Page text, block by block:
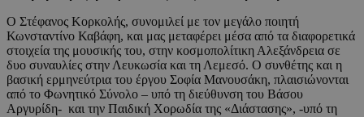
Ο Στέφανος Κορκολής, συνομιλεί με τον μεγάλο ποιητή
Κωνσταντίνο Καβάφη, και μας μεταφέρει μέσα από τα διαφορετικά
στοιχεία της μουσικής του, στην κοσμοπολίτικη Αλεξάνδρεια σε
δυο συναυλίες στην Λευκωσία και τη Λεμεσό. Ο συνθέτης και η
βασική ερμηνεύτρια του έργου Σοφία Μανουσάκη, πλαισιώνονται
από το Φωνητικό Σύνολο – υπό τη διεύθυνση του Βάσου
Αργυρίδη- και την Παιδική Χορωδία της «Διάστασης», -υπό τη